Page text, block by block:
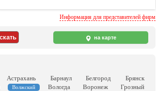
Информация для представителей фирм
на карте
Астрахань Барнаул Белгород
Брянск
Волжский Вологда Воронеж
Грозный